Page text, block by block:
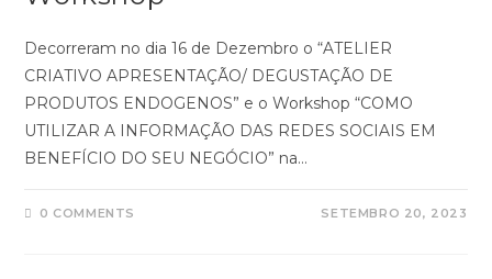
Decorreram no dia 16 de Dezembro o “ATELIER
CRIATIVO APRESENTAÇÃO/ DEGUSTAÇÃO DE
PRODUTOS ENDOGENOS” e o Workshop “COMO
UTILIZAR A INFORMAÇÃO DAS REDES SOCIAIS EM
BENEFÍCIO DO SEU NEGÓCIO” na…
0 COMMENTS SETEMBRO 20, 2023